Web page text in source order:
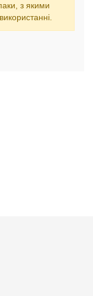
з якими